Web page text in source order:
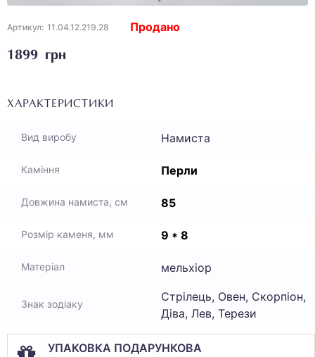
Артикул: 11.04.12.219.28
1899 грн
Продано
ХАРАКТЕРИСТИКИ
Вид виробу Намиста
Каміння Перли
Довжина намиста, см 85
Розмір каменя, мм 9 * 8
Матеріал мельхіор
Знак зодіаку
Стрілець, Овен, Скорпіон,
Діва, Лев, Терези
УПАКОВКА ПОДАРУНКОВА